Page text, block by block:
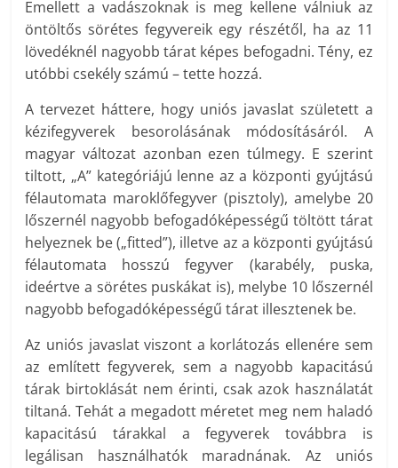
Emellett a vadászoknak is meg kellene válniuk az
öntöltős sörétes fegyvereik egy részétől, ha az 11
lövedéknél nagyobb tárat képes befogadni. Tény, ez
utóbbi csekély számú – tette hozzá.
A tervezet háttere, hogy uniós javaslat született a
kézifegyverek besorolásának módosításáról. A
magyar változat azonban ezen túlmegy. E szerint
tiltott, „A” kategóriájú lenne az a központi gyújtású
félautomata maroklőfegyver (pisztoly), amelybe 20
lőszernél nagyobb befogadóképességű töltött tárat
helyeznek be („fitted”), illetve az a központi gyújtású
félautomata hosszú fegyver (karabély, puska,
ideértve a sörétes puskákat is), melybe 10 lőszernél
nagyobb befogadóképességű tárat illesztenek be.
Az uniós javaslat viszont a korlátozás ellenére sem
az említett fegyverek, sem a nagyobb kapacitású
tárak birtoklását nem érinti, csak azok használatát
tiltaná. Tehát a megadott méretet meg nem haladó
kapacitású tárakkal a fegyverek továbbra is
legálisan használhatók maradnának. Az uniós